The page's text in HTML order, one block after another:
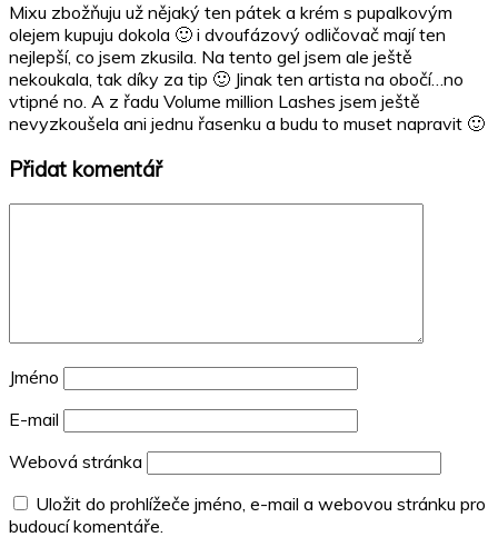
Mixu zbožňuju už nějaký ten pátek a krém s pupalkovým
olejem kupuju dokola 🙂 i dvoufázový odličovač mají ten
nejlepší, co jsem zkusila. Na tento gel jsem ale ještě
nekoukala, tak díky za tip 🙂 Jinak ten artista na obočí…no
vtipné no. A z řadu Volume million Lashes jsem ještě
nevyzkoušela ani jednu řasenku a budu to muset napravit 🙂
Přidat komentář
Jméno
E-mail
Webová stránka
Uložit do prohlížeče jméno, e-mail a webovou stránku pro
budoucí komentáře.